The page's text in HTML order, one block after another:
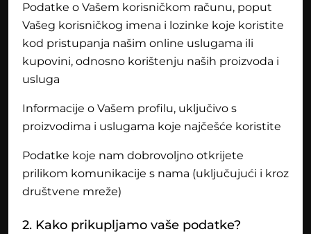
Podatke o Vašem korisničkom računu, poput
Vašeg korisničkog imena i lozinke koje koristite
kod pristupanja našim online uslugama ili
kupovini, odnosno korištenju naših proizvoda i
usluga
Informacije o Vašem profilu, uključivo s
proizvodima i uslugama koje najčešće koristite
Podatke koje nam dobrovoljno otkrijete
prilikom komunikacije s nama (uključujući i kroz
društvene mreže)
2. Kako prikupljamo vaše podatke?